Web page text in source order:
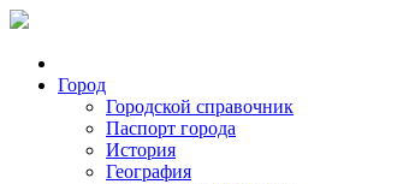
Город
Городской справочник
Паспорт города
История
География